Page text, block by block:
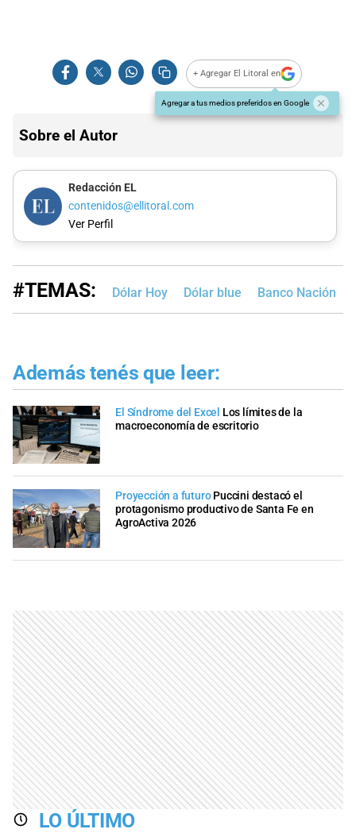
+ Agregar El Litoral en
Agregar a tus medios preferidos en Google
Sobre el Autor
Redacción EL
contenidos@ellitoral.com
Ver Perfil
#TEMAS: Dólar Hoy Dólar blue Banco Nación
Además tenés que leer:
El Síndrome del Excel Los límites de la
macroeconomía de escritorio
Proyección a futuro Puccini destacó el
protagonismo productivo de Santa Fe en
AgroActiva 2026
LO ÚLTIMO